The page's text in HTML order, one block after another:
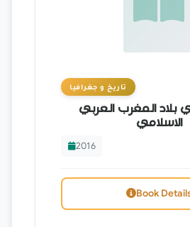
تاريخ و جغرافيا
بلاد المغرب العربي
الاسلامي
2016
Book